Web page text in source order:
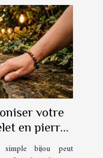
votre
en pierres
?
simple bijou peut